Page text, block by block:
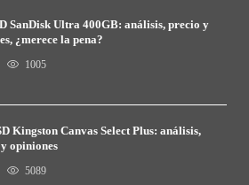
SanDisk Ultra 400GB: análisis, precio y
¿merece la pena?
1005
Kingston Canvas Select Plus: análisis,
opiniones
5089